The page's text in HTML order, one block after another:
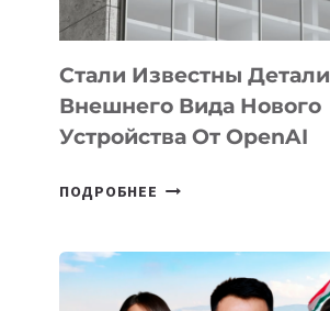
ИНТЕЛЛЕКТА
Стали Известны Детали
Внешнего Вида Нового
Устройства От OpenAI
ПОДРОБНЕЕ СТАЛИ
ВНЕШНЕГО
ВИДА